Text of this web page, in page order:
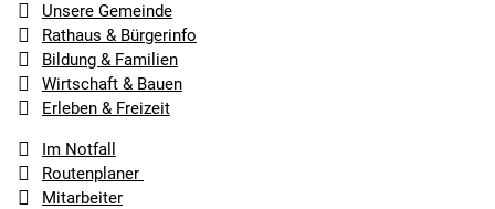
Unsere Gemeinde
Rathaus & Bürgerinfo
Bildung & Familien
Wirtschaft & Bauen
Erleben & Freizeit
Im Notfall
Routenplaner
Mitarbeiter